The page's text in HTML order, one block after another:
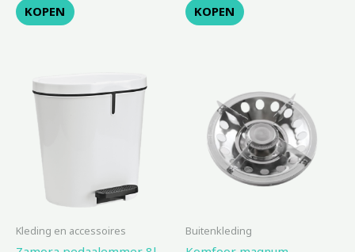
KOPEN KOPEN
Kleding en accessoires Buitenkleding